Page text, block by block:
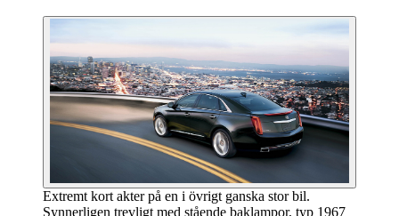
Extremt kort akter på en i övrigt ganska stor bil.
Synnerligen trevligt med stående baklampor, typ 1967